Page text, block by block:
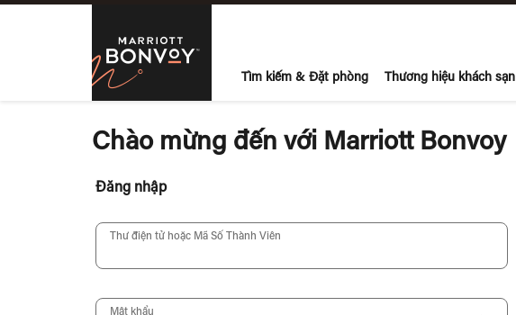
Skip to Content
Marriott Bonvoy
Tìm kiếm & Đặt phòng Thương hiệu khách sạn
Chào mừng đến với Marriott Bonvoy
Đăng nhập
Thư điện tử hoặc Mã Số Thành Viên
Mật khẩu